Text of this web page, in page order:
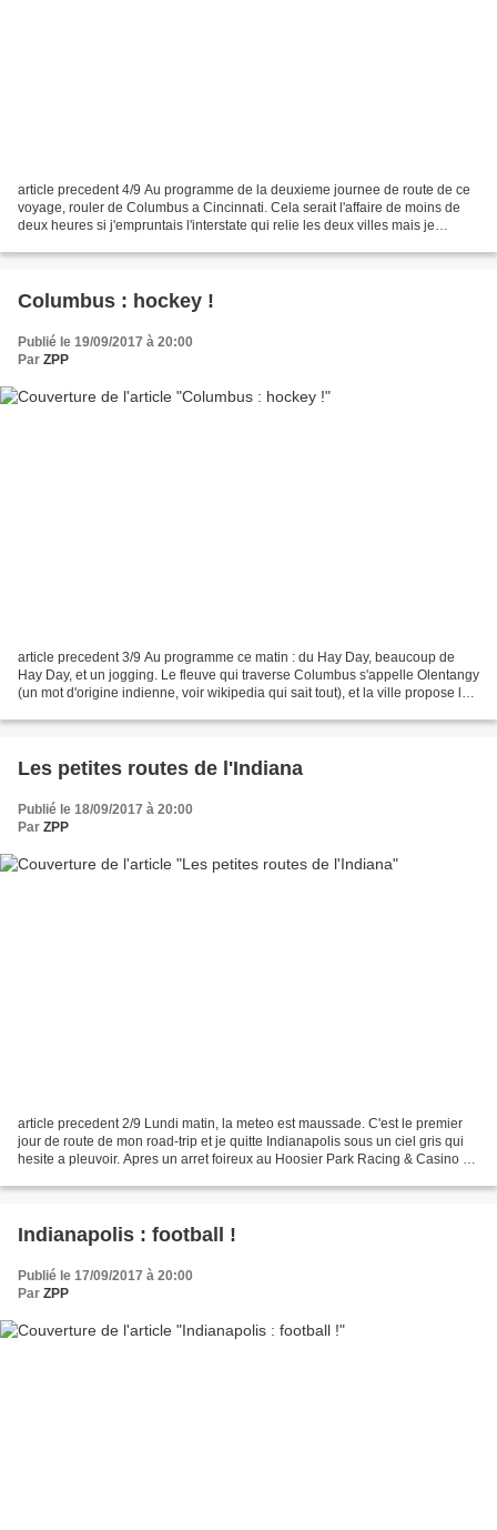
article precedent 4/9 Au programme de la deuxieme journee de route de ce
voyage, rouler de Columbus a Cincinnati. Cela serait l'affaire de moins de
deux heures si j'empruntais l'interstate qui relie les deux villes mais je
Columbus : hockey !
Publié le 19/09/2017 à 20:00
Par ZPP
article precedent 3/9 Au programme ce matin : du Hay Day, beaucoup de
Hay Day, et un jogging. Le fleuve qui traverse Columbus s'appelle Olentangy
(un mot d'origine indienne, voir wikipedia qui sait tout), et la ville propose le
Les petites routes de l'Indiana
Publié le 18/09/2017 à 20:00
Par ZPP
article precedent 2/9 Lundi matin, la meteo est maussade. C'est le premier
jour de route de mon road-trip et je quitte Indianapolis sous un ciel gris qui
hesite a pleuvoir. Apres un arret foireux au Hoosier Park Racing & Casino ou
Indianapolis : football !
Publié le 17/09/2017 à 20:00
Par ZPP